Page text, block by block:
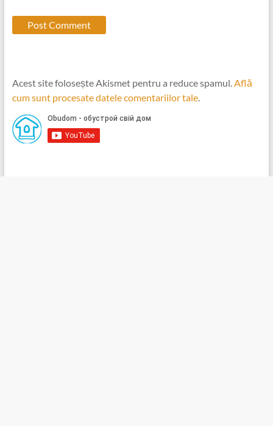
Acest site folosește Akismet pentru a reduce spamul.Află
cum sunt procesate datele comentariilor tale.